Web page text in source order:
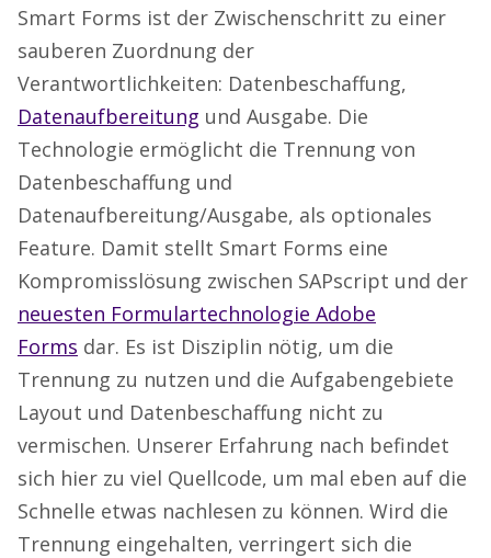
Smart Forms ist der Zwischenschritt zu einer
sauberen Zuordnung der
Verantwortlichkeiten: Datenbeschaffung,
Datenaufbereitung und Ausgabe. Die
Technologie ermöglicht die Trennung von
Datenbeschaffung und
Datenaufbereitung/Ausgabe, als optionales
Feature. Damit stellt Smart Forms eine
Kompromisslösung zwischen SAPscript und der
neuesten Formulartechnologie Adobe
Forms dar. Es ist Disziplin nötig, um die
Trennung zu nutzen und die Aufgabengebiete
Layout und Datenbeschaffung nicht zu
vermischen. Unserer Erfahrung nach befindet
sich hier zu viel Quellcode, um mal eben auf die
Schnelle etwas nachlesen zu können. Wird die
Trennung eingehalten, verringert sich die